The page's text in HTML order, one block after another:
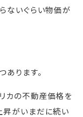
ないぐらい物価が
あります。
カの不動産価格を
昇がいまだに続い